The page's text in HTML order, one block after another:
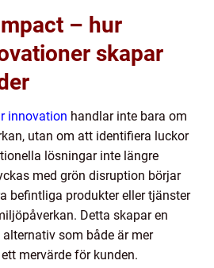
– hur
skapar
innovation handlar inte bara om
utan om att identifiera luckor
lösningar inte längre
med grön disruption börjar
befintliga produkter eller tjänster
Detta skapar en
som både är mer
mervärde för kunden.